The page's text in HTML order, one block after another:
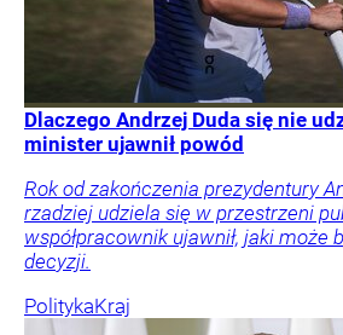
Dlaczego Andrzej Duda się nie
minister ujawnił powód
Rok od zakończenia prezydentury
rzadziej udziela się w przestrzeni
współpracownik ujawnił, jaki może
decyzji.
PolitykaKraj